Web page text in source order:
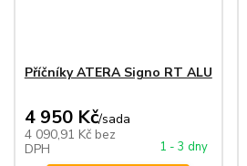
Příčníky ATERA Signo RT ALU
4 950 Kč/sada
4 090,91 Kč bez
DPH
1 - 3 dny